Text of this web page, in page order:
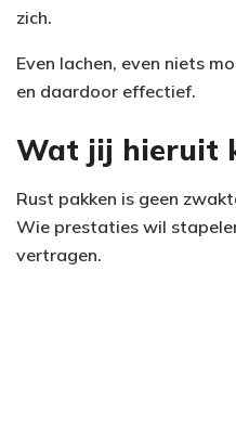
zich.
Even lachen, even niets
en daardoor effectief.
Wat jij hieruit
Rust pakken is geen
Wie prestaties wil
vertragen.